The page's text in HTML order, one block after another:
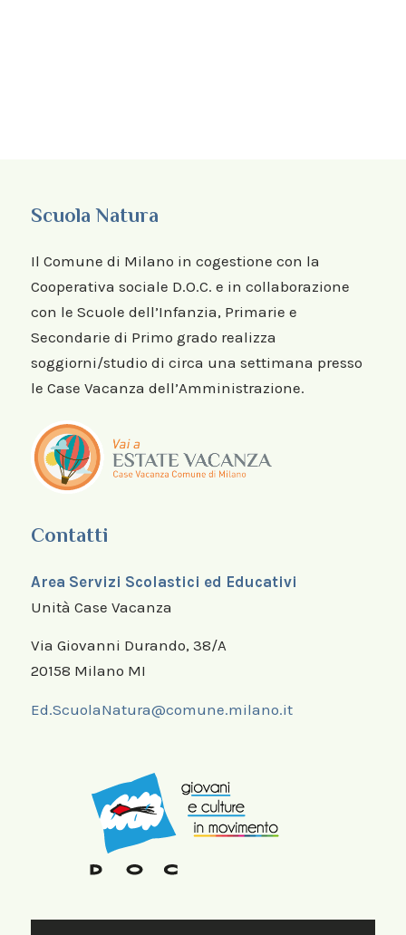
Scuola Natura
Il Comune di Milano in cogestione con la
Cooperativa sociale D.O.C. e in collaborazione
con le Scuole dell’Infanzia, Primarie e
Secondarie di Primo grado realizza
soggiorni/studio di circa una settimana presso
le Case Vacanza dell’Amministrazione.
Contatti
Area Servizi Scolastici ed Educativi
Unità Case Vacanza
Via Giovanni Durando, 38/A
20158 Milano MI
Ed.ScuolaNatura@comune.milano.it